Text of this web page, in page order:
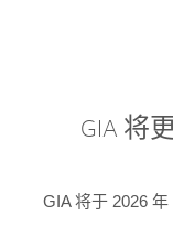
GIA 将
GIA 将于 2026